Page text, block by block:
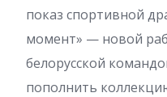
показ спортивной
момент» — новой
белорусской
пополнить